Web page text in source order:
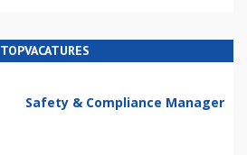
TOPVACATURES
Safety & Compliance Manager